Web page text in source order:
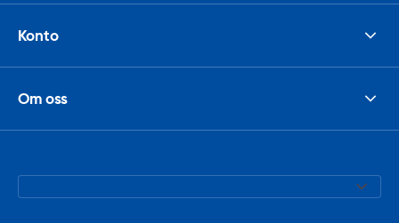
Konto
Om oss